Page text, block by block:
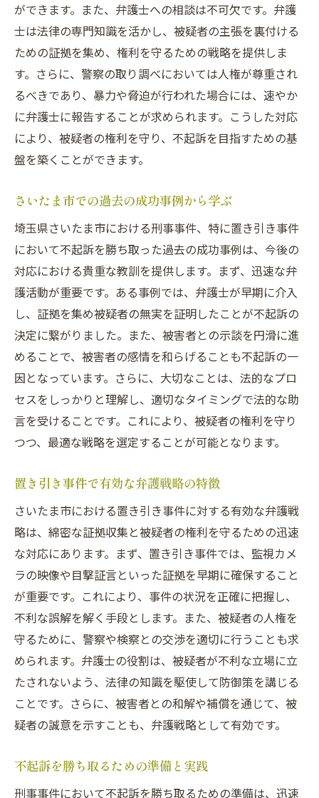
ができます。また、弁護士への相談は不可欠です。弁護
士は法律の専門知識を活かし、被疑者の主張を裏付ける
ための証拠を集め、権利を守るための戦略を提供しま
す。さらに、警察の取り調べにおいては人権が尊重され
るべきであり、暴力や脅迫が行われた場合には、速やか
に弁護士に報告することが求められます。こうした対応
により、被疑者の権利を守り、不起訴を目指すための基
盤を築くことができます。
さいたま市での過去の成功事例から学ぶ
埼玉県さいたま市における刑事事件、特に置き引き事件
において不起訴を勝ち取った過去の成功事例は、今後の
対応における貴重な教訓を提供します。まず、迅速な弁
護活動が重要です。ある事例では、弁護士が早期に介入
し、証拠を集め被疑者の無実を証明したことが不起訴の
決定に繋がりました。また、被害者との示談を円滑に進
めることで、被害者の感情を和らげることも不起訴の一
因となっています。さらに、大切なことは、法的なプロ
セスをしっかりと理解し、適切なタイミングで法的な助
言を受けることです。これにより、被疑者の権利を守り
つつ、最適な戦略を選定することが可能となります。
置き引き事件で有効な弁護戦略の特徴
さいたま市における置き引き事件に対する有効な弁護戦
略は、綿密な証拠収集と被疑者の権利を守るための迅速
な対応にあります。まず、置き引き事件では、監視カメ
ラの映像や目撃証言といった証拠を早期に確保すること
が重要です。これにより、事件の状況を正確に把握し、
不利な誤解を解く手段とします。また、被疑者の人権を
守るために、警察や検察との交渉を適切に行うことも求
められます。弁護士の役割は、被疑者が不利な立場に立
たされないよう、法律の知識を駆使して防御策を講じる
ことです。さらに、被害者との和解や補償を通じて、被
疑者の誠意を示すことも、弁護戦略として有効です。
不起訴を勝ち取るための準備と実践
刑事事件において不起訴を勝ち取るための準備は、迅速